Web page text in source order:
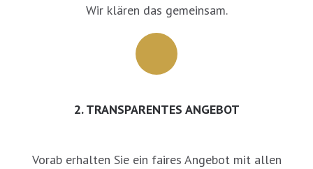
Wir klären das gemeinsam.
2. TRANSPARENTES ANGEBOT
Vorab erhalten Sie ein faires Angebot mit allen